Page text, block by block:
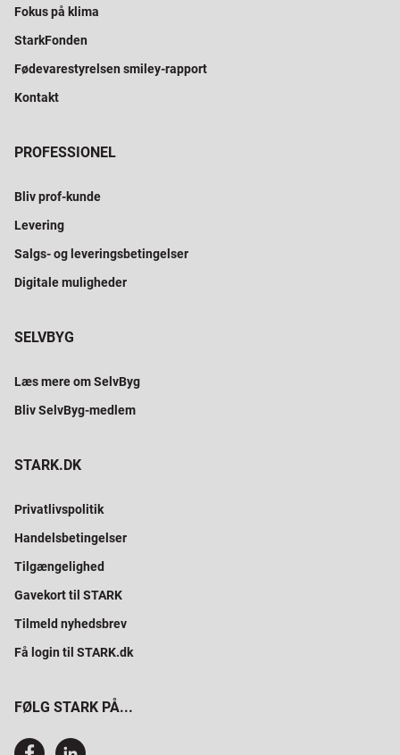
Fokus på klima
StarkFonden
Fødevarestyrelsen smiley-rapport
Kontakt
PROFESSIONEL
Bliv prof-kunde
Levering
Salgs- og leveringsbetingelser
Digitale muligheder
SELVBYG
Læs mere om SelvByg
Bliv SelvByg-medlem
STARK.DK
Privatlivspolitik
Handelsbetingelser
Tilgængelighed
Gavekort til STARK
Tilmeld nyhedsbrev
Få login til STARK.dk
FØLG STARK PÅ...